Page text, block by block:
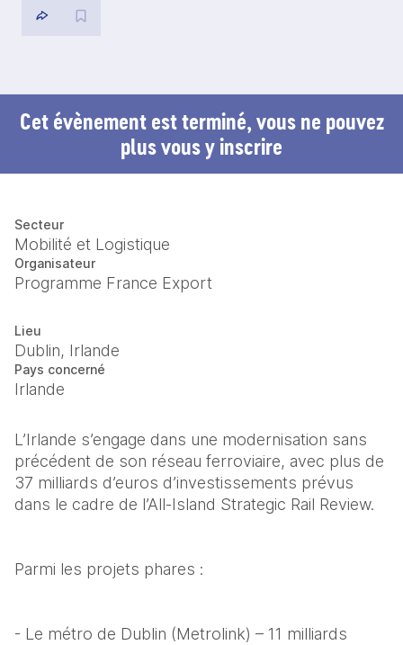
Cet évènement est terminé, vous ne pouvez
plus vous y inscrire
Secteur
Mobilité et Logistique
Organisateur
Programme France Export
Lieu
Dublin, Irlande
Pays concerné
Irlande
L’Irlande s’engage dans une modernisation sans
précédent de son réseau ferroviaire, avec plus de
37 milliards d’euros d’investissements prévus
dans le cadre de l’All-Island Strategic Rail Review.
Parmi les projets phares :
- Le métro de Dublin (Metrolink) – 11 milliards